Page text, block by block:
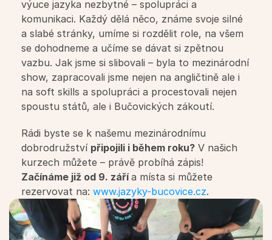
Workshopy pro školy
Firmy
Jazykové služby pro firmy
Profesní jazyk
Workshopy pro firmy
Další služby
výuce jazyka nezbytné – spolupráci a
komunikaci. Každý dělá něco, známe svoje silné
a slabé stránky, umíme si rozdělit role, na všem
se dohodneme a učíme se dávat si zpětnou
vazbu. Jak jsme si slibovali – byla to mezinárodní
show, zapracovali jsme nejen na angličtině ale i
na soft skills a spolupráci a procestovali nejen
spoustu států, ale i Bučovických zákoutí.
Rádi byste se k našemu mezinárodnímu
dobrodružství připojili i během roku? V našich
Začínáme již od 9. září a místa si můžete
rezervovat na: www.jazyky-bucovice.cz.